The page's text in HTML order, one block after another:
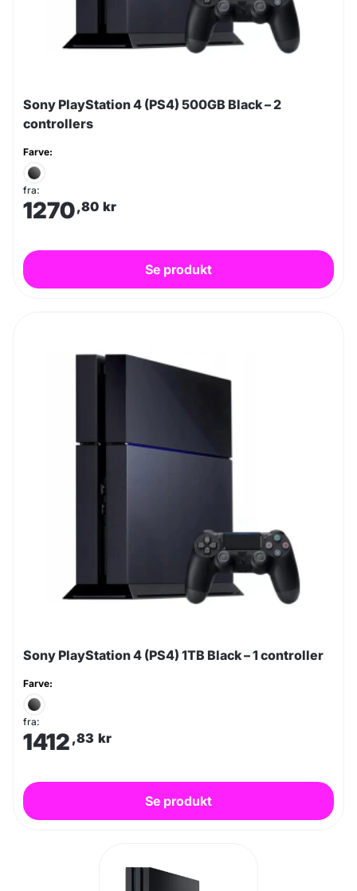
Sony PlayStation 4 (PS4) 500GB Black – 2
controllers
Farve:
fra:
1270,80 kr
Se produkt
Sony PlayStation 4 (PS4) 1TB Black – 1 controller
Farve:
fra:
1412 ,83 kr
Se produkt